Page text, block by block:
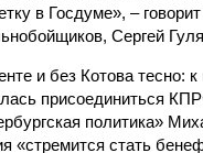
в Госдуме», –
Сергей
и без Котова тесно: к
присоединиться
политика»
«стремится стать